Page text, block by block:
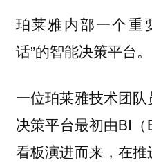
珀莱雅内部一个重
话”的智能决策平台。
一位珀莱雅技术团
决策平台最初由BI（
看板演进而来，在推